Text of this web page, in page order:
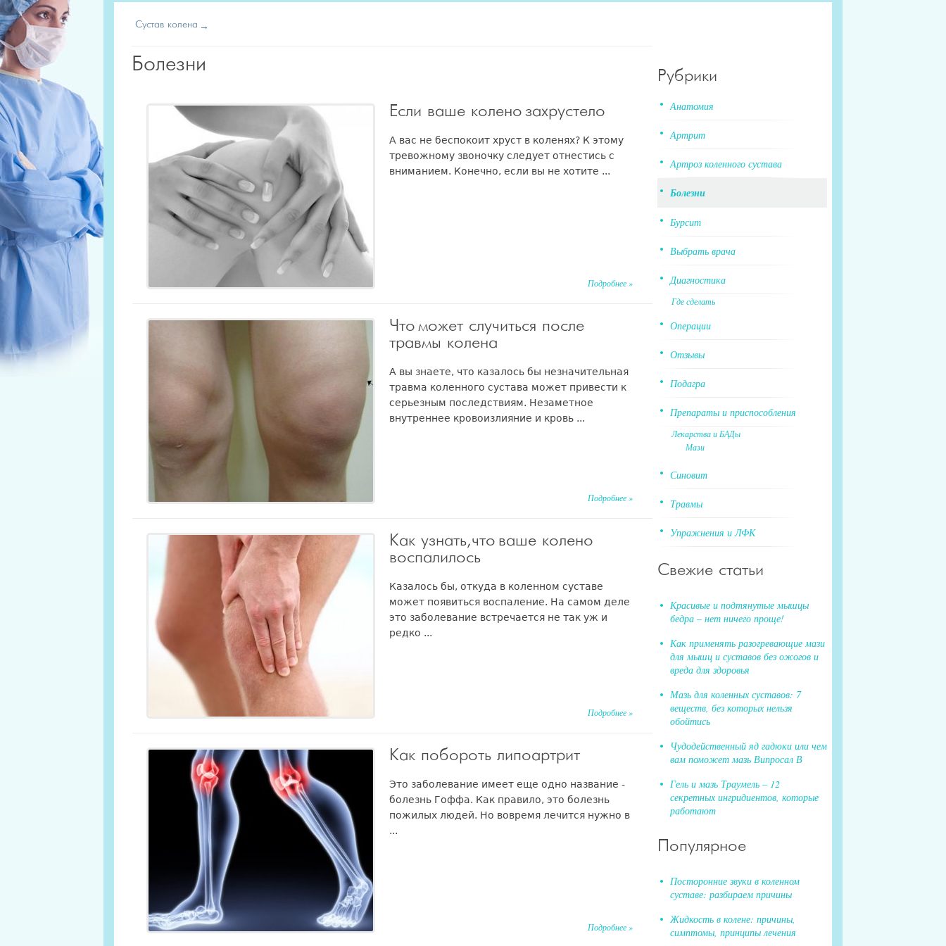
Сустав колена
Болезни
Если ваше колено захрустело
А вас не беспокоит хруст в коленях? К этому
тревожному звоночку следует отнестись с
вниманием. Конечно, если вы не хотите ...
Подробнее »
Что может случиться после
травмы колена
А вы знаете, что казалось бы незначительная
травма коленного сустава может привести к
серьезным последствиям. Незаметное
внутреннее кровоизлияние и кровь ...
Подробнее »
Как узнать, что ваше колено
воспалилось
Казалось бы, откуда в коленном суставе
может появиться воспаление. На самом деле
это заболевание встречается не так уж и
редко ...
Подробнее »
Как побороть липоартрит
Это заболевание имеет еще одно название -
болезнь Гоффа. Как правило, это болезнь
пожилых людей. Но вовремя лечится нужно в
...
Подробнее »
Рубрики
Анатомия
Артрит
Артроз коленного сустава
Болезни
Бурсит
Выбрать врача
Диагностика
Где сделать
Операции
Отзывы
Подагра
Препараты и приспособления
Лекарства и БАДы
Мази
Синовит
Травмы
Упражнения и ЛФК
Свежие статьи
Красивые и подтянутые мышцы
бедра – нет ничего проще!
Как применять разогревающие мази
для мышц и суставов без ожогов и
вреда для здоровья
Мазь для коленных суставов: 7
веществ, без которых нельзя
обойтись
Чудодейственный яд гадюки или чем
вам поможет мазь Випросал В
Гель и мазь Траумель – 12
секретных ингридиентов, которые
работают
Популярное
Посторонние звуки в коленном
суставе: разбираем причины
Жидкость в колене: причины,
симптомы, принципы лечения